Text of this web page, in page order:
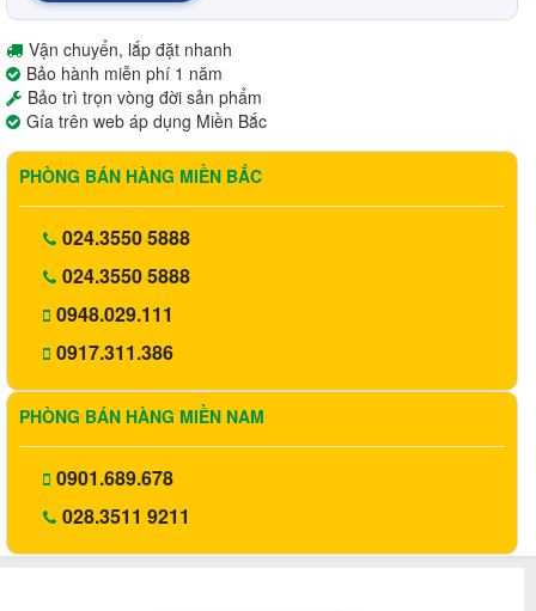
Vận chuyển, lắp đặt nhanh
Bảo hành miễn phí 1 năm
Bảo trì trọn vòng đời sản phẩm
Gía trên web áp dụng Miền Bắc
PHÒNG BÁN HÀNG MIỀN BẮC
024.3550 5888
024.3550 5888
0948.029.111
0917.311.386
PHÒNG BÁN HÀNG MIỀN NAM
0901.689.678
028.3511 9211